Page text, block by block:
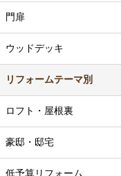
門扉
ウッドデッキ
リフォームテーマ別
ロフト・屋根裏
豪邸・邸宅
低予算リフォーム